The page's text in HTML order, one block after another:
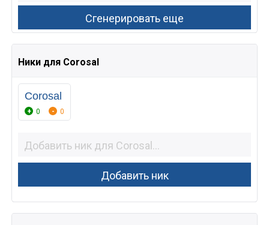
Ники для Corosal
Corosal
0 0